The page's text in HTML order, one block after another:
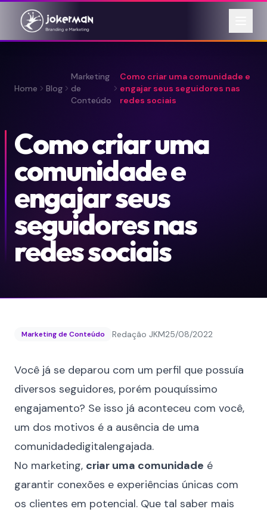
Home Blog
Marketing
de
Conteúdo
Como criar uma comunidade e
engajar seus seguidores nas
redes sociais
Como criar uma
comunidade e
engajar seus
seguidores nas
redes sociais
Marketing de Conteúdo Redação JKM25/08/2022
Você já se deparou com um perfil que possuía
diversos seguidores, porém pouquíssimo
engajamento? Se isso já aconteceu com você,
um dos motivos é a ausência de uma
comunidadedigitalengajada.
No marketing, criar uma comunidade é
garantir conexões e experiências únicas com
os clientes em potencial. Que tal saber mais